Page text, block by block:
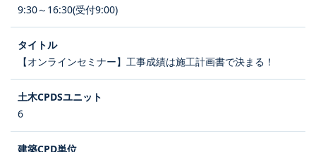
9:30～16:30(受付9:00)
【オンラインセミナー】工事成績は施工計画書で決まる！
6